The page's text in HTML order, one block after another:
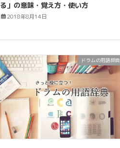
る」の意味・覚え方・使い方
2018年8月14日
ドラムの用語辞典